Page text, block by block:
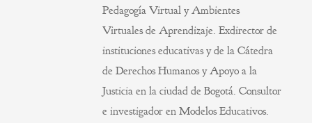
Pedagogía Virtual y Ambientes
Virtuales de Aprendizaje. Exdirector de
instituciones educativas y de la Cátedra
de Derechos Humanos y Apoyo a la
Justicia en la ciudad de Bogotá. Consultor
e investigador en Modelos Educativos.